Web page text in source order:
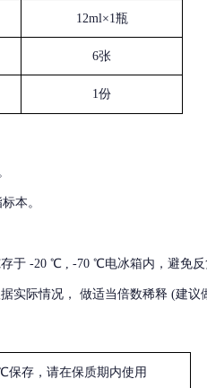
12ml×1瓶
6张
1份
本。
于 -20 ℃ , -70 ℃电冰箱内，避免反
实际情况， 做适当倍数稀释 (建议
保存，请在保质期内使用